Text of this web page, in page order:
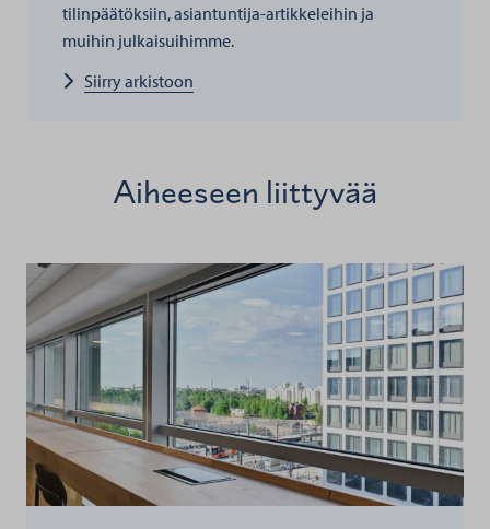
tilinpäätöksiin, asiantuntija-artikkeleihin ja
muihin julkaisuihimme.
Siirry arkistoon
Aiheeseen liittyvää